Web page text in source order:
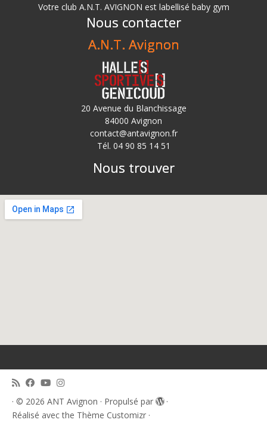
Votre club A.N.T. AVIGNON est labellisé baby gym
Nous contacter
A.N.T. Avignon
20 Avenue du Blanchissage
84000 Avignon
contact@antavignon.fr
Tél. 04 90 85 14 51
Nous trouver
· © 2026 ANT Avignon · Propulsé par
·
Réalisé avec the Thème Customizr ·